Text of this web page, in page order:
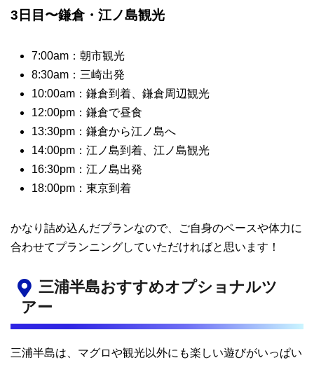
3日目〜鎌倉・江ノ島観光
7:00am：朝市観光
8:30am：三崎出発
10:00am：鎌倉到着、鎌倉周辺観光
12:00pm：鎌倉で昼食
13:30pm：鎌倉から江ノ島へ
14:00pm：江ノ島到着、江ノ島観光
16:30pm：江ノ島出発
18:00pm：東京到着
かなり詰め込んだプランなので、ご自身のペースや体力に
合わせてプランニングしていただければと思います！
三浦半島おすすめオプショナルツ
アー
三浦半島は、マグロや観光以外にも楽しい遊びがいっぱい